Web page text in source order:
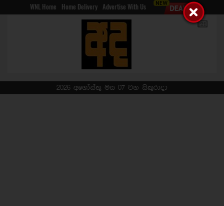
WNL Home Home Delivery Advertise With Us
2026 අගෝස්තු මස 07 වන සිකුරාදා